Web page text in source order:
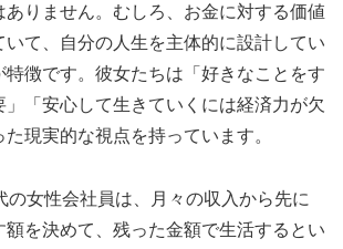
ありません。むしろ、お金に対する価値
いて、自分の人生を主体的に設計してい
特徴です。彼女たちは「好きなことをす
」「安心して生きていくには経済力が欠
現実的な視点を持っています。
の女性会社員は、月々の収入から先に
額を決めて、残った金額で生活するとい